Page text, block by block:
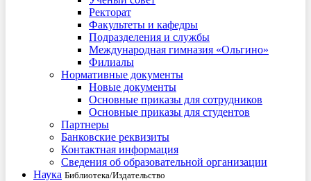
Ректорат
Факультеты и кафедры
Подразделения и службы
Международная гимназия «Ольгино»
Филиалы
Нормативные документы
Новые документы
Основные приказы для сотрудников
Основные приказы для студентов
Партнеры
Банковские реквизиты
Контактная информация
Сведения об образовательной организации
Наука Библиотека/Издательство